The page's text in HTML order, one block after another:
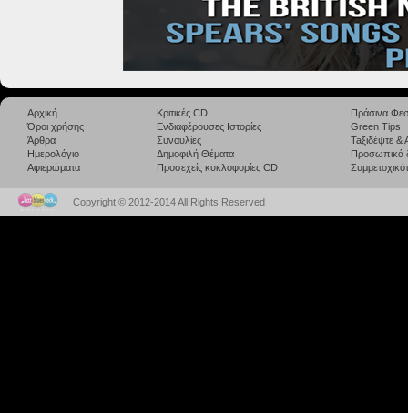
Αρχική
Όροι χρήσης
Άρθρα
Ημερολόγιο
Αφιερώματα
Κριτικές CD
Ενδιαφέρουσες Ιστορίες
Συναυλίες
Δημοφιλή Θέματα
Προσεχείς κυκλοφορίες CD
Πράσινα
Green Tips
Taξιδέψτε
Προσωπικά
Copyright © 2012-2014 All Rights Reserved